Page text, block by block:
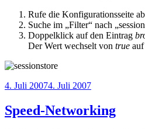
Rufe die Konfigurationsseite
Suche im „Filter“ nach
Doppelklick auf den Eintrag
Der Wert wechselt von true auf
Veröffentlicht
4. Juli 20074. Juli 2007
Speed-Networking